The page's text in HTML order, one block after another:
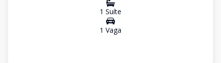
1 Suíte
1 Vaga